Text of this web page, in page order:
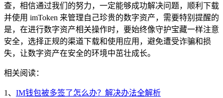
查，相信通过我们的努力，一定能够成功解决问题，顺利下载
并使用 imToken 来管理自己珍贵的数字资产，需要特别提醒的
是，在进行数字资产相关操作时，要始终像守护宝藏一样注意
安全，选择正规的渠道下载和使用应用，避免遭受诈骗和损
失，让数字资产在安全的环境中茁壮成长。
相关阅读：
1、 IM钱包被多签了怎么办？解决办法全解析